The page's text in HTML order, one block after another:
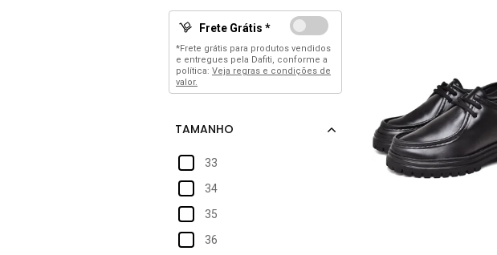
Frete Grátis *
*Frete grátis para produtos vendidos
e entregues pela Dafiti, conforme a
política: Veja regras e condições de
valor.
33
34
35
36